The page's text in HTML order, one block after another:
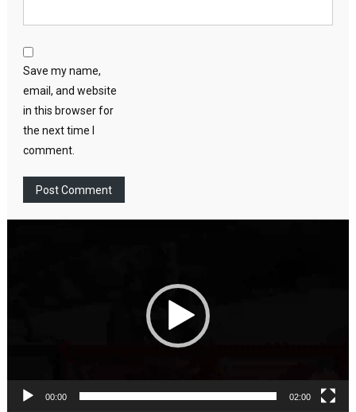
Save my name,
email, and website
in this browser for
the next time I
comment.
00:00 02:00